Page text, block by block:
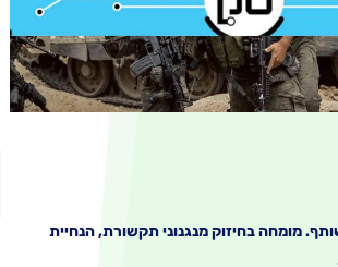
בחיזוק מנגנוני תקשורת, הנחיית